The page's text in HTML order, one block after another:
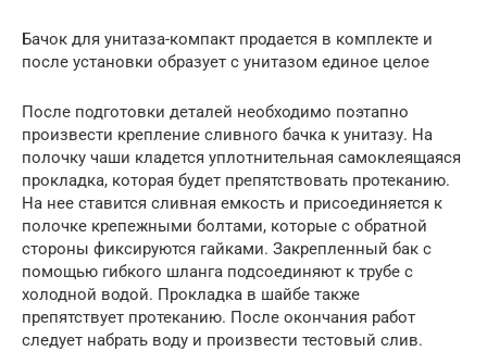
Бачок для унитаза-компакт продается в комплекте и
после установки образует с унитазом единое целое
После подготовки деталей необходимо поэтапно
произвести крепление сливного бачка к унитазу. На
полочку чаши кладется уплотнительная самоклеящаяся
прокладка, которая будет препятствовать протеканию.
На нее ставится сливная емкость и присоединяется к
полочке крепежными болтами, которые с обратной
стороны фиксируются гайками. Закрепленный бак с
помощью гибкого шланга подсоединяют к трубе с
холодной водой. Прокладка в шайбе также
препятствует протеканию. После окончания работ
следует набрать воду и произвести тестовый слив.